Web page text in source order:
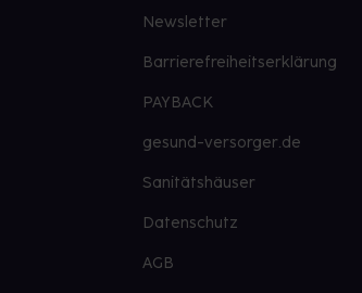
Newsletter
Barrierefreiheitserklärung
PAYBACK
gesund-versorger.de
Sanitätshäuser
Datenschutz
AGB